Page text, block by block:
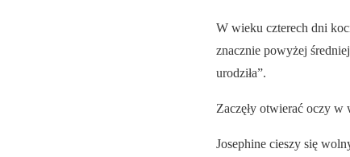
W wieku czterech dni
znacznie powyżej
urodziła”.
Zaczęły otwierać oczy w
Josephine cieszy się